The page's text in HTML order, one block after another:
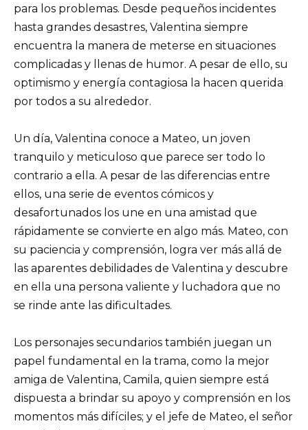
para los problemas. Desde pequeños incidentes
hasta grandes desastres, Valentina siempre
encuentra la manera de meterse en situaciones
complicadas y llenas de humor. A pesar de ello, su
optimismo y energía contagiosa la hacen querida
por todos a su alrededor.
Un día, Valentina conoce a Mateo, un joven
tranquilo y meticuloso que parece ser todo lo
contrario a ella. A pesar de las diferencias entre
ellos, una serie de eventos cómicos y
desafortunados los une en una amistad que
rápidamente se convierte en algo más. Mateo, con
su paciencia y comprensión, logra ver más allá de
las aparentes debilidades de Valentina y descubre
en ella una persona valiente y luchadora que no
se rinde ante las dificultades.
Los personajes secundarios también juegan un
papel fundamental en la trama, como la mejor
amiga de Valentina, Camila, quien siempre está
dispuesta a brindar su apoyo y comprensión en los
momentos más difíciles; y el jefe de Mateo, el señor